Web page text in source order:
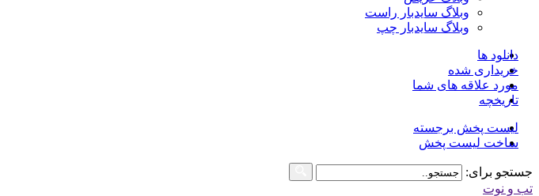
وبلاگ سایدبار راست
وبلاگ سایدبار چپ
دانلود ها
خریداری شده
مورد علاقه های شما
تاریخچه
لیست پخش برجسته
ساخت لیست پخش
جستجو برای:
تب و نوت